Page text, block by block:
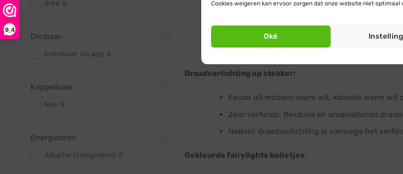
Cookies weigeren kan ervoor zorgen dat onze website niet optimaal
Oké
9,4
IP44
Dimbaar
Instelbaar via app
Koppelbaar
Nee
Energiebron
Adapter (inbegrepen)
Optimale lichtopbrengst voor een perfecte
Optie voor zwart, groen of transparant snoer.
Draadverlichting op stekker:
Keuze uit modern warm wit, klassiek warm wit
Zeer verfijnde, flexibele en onopvallende
Nadeel: draadverlichting is vanwege het
Gekleurde fairylights bolletjes: